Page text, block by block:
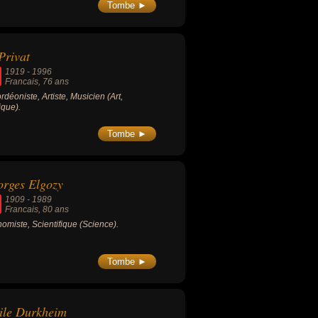
Tombe ►
1919 - 1996
Francais , 76 ans
Artiste, Musicien (Art,
Tombe ►
Elgozy
1909 - 1989
Francais , 80 ans
Scientifique (Science).
Tombe ►
Durkheim